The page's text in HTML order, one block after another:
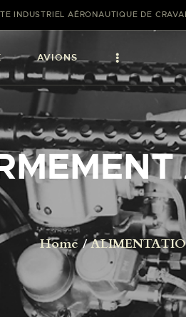
INDUSTRIEL AÉRONAUTIQUE DE
AVIONS
Home